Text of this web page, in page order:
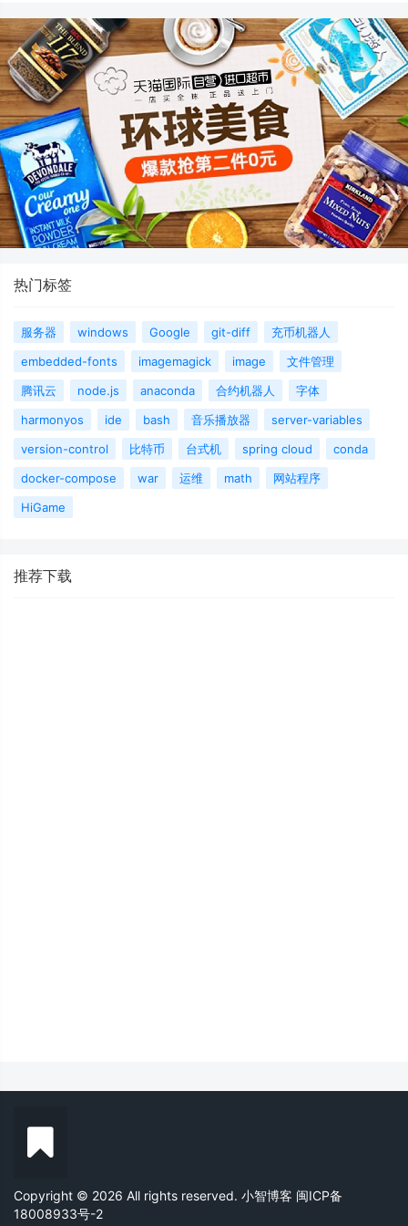
热门标签
服务器 windows Google git-diff
充币机器人
embedded-fonts
imagemagick image
文件管理
腾讯云
node.js anaconda 合约机器人
字体
harmonyos
ide bash 音乐播放器
server-variables
version-control
比特币 台式机 spring cloud
conda
docker-compose
war 运维 math
网站程序
HiGame
推荐下载
Copyright © 2026 All rights reserved. 小智博客 闽ICP备
18008933号-2